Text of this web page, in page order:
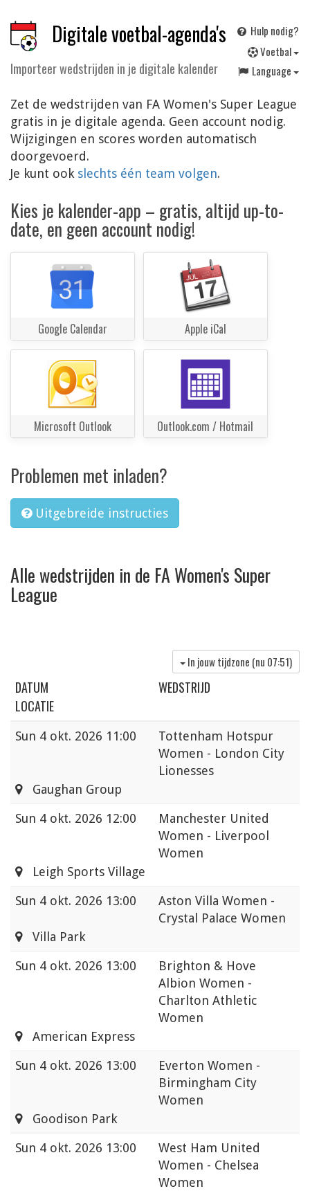
Digitale voetbal-agenda's
Importeer wedstrijden in je digitale kalender
Hulp nodig?
Voetbal
Language
Zet de wedstrijden van FA Women's Super League
gratis in je digitale agenda. Geen account nodig.
Wijzigingen en scores worden automatisch
doorgevoerd.
Je kunt ook slechts één team volgen.
Kies je kalender-app – gratis, altijd up-to-
date, en geen account nodig!
Google Calendar Apple iCal
Microsoft Outlook Outlook.com / Hotmail
Problemen met inladen?
Uitgebreide instructies
Alle wedstrijden in de FA Women's Super
League
In jouw tijdzone (nu 07:51)
DATUM
WEDSTRIJD
LOCATIE
Sun 4 okt. 2026 11:00
Tottenham Hotspur
Women - London City
Lionesses
Gaughan Group
Sun 4 okt. 2026 12:00
Manchester United
Women - Liverpool
Women
Leigh Sports Village
Sun 4 okt. 2026 13:00
Aston Villa Women -
Crystal Palace Women
Villa Park
Sun 4 okt. 2026 13:00
Brighton & Hove
Albion Women -
Charlton Athletic
Women
American Express
Sun 4 okt. 2026 13:00
Everton Women -
Birmingham City
Women
Goodison Park
Sun 4 okt. 2026 13:00
West Ham United
Women - Chelsea
Women